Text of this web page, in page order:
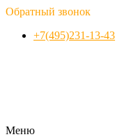
Обратный звонок
+7(495)231-13-43
Меню